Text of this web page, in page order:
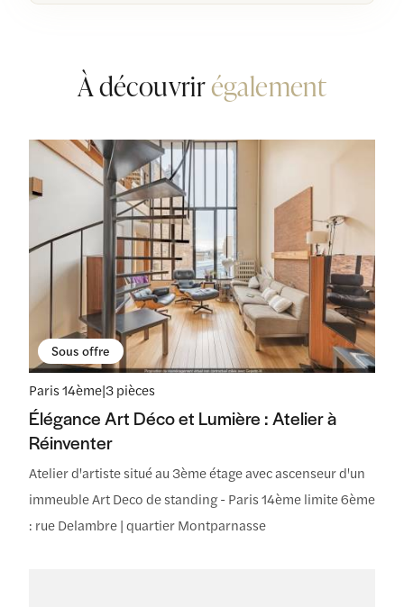
À découvrirégalement
Sous offre
Paris 14ème|3 pièces
Élégance Art Déco et Lumière : Atelier à
Réinventer
Atelier d'artiste situé au 3ème étage avec ascenseur d'un
immeuble Art Deco de standing - Paris 14ème limite 6ème
: rue Delambre | quartier Montparnasse